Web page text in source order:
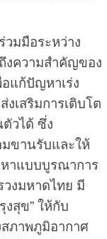
มือระหว่าง
งความสำคัญของ
แก้ปัญหาเร่ง
เสริมการเติบโต
วได้ ซึ่ง
ขานรับและให้
าแบบบูรณาการ
งมหาดไทย มี
งสุข” ให้กับ
ภาพภูมิอากาศ